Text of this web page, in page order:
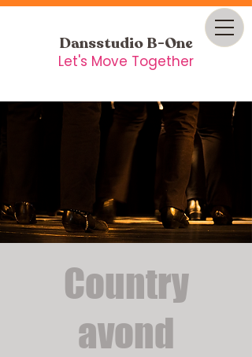
Dansstudio B-One
Let's Move Together
Country
avond